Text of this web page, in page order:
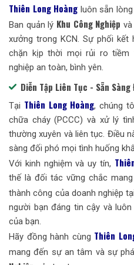
Thiên Long Hoàng luôn sẵn
Ban quản lý Khu Công Nghiệp
xưởng trong KCN. Sự phối
chặn kịp thời mọi rủi ro tiềm
nghiệp an toàn, bình yên.
Diễn Tập Liên Tục - Sẵn
Tại Thiên Long Hoàng, chúng
chữa cháy (PCCC) và xử lý
thường xuyên và liên tục. Điều
sàng đối phó mọi tình huống
Với kinh nghiệm và uy tín,
thế là đối tác vững chắc
thành công của doanh nghiệp tại
người bạn đáng tin cậy và
của bạn.
Hãy đồng hành cùng Thiên
mang đến sự an tâm và sự